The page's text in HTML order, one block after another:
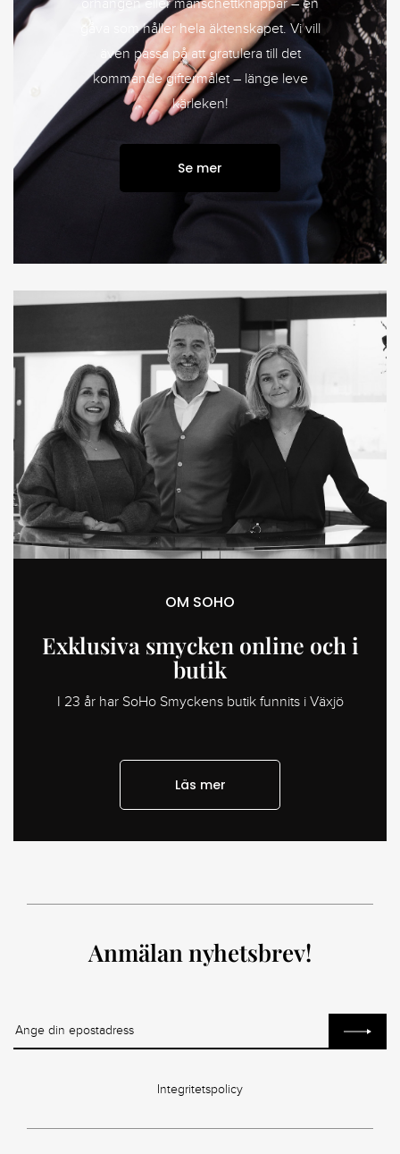
örhängen eller manschettknappar – en
gåva som håller hela äktenskapet. Vi vill
även passa på att gratulera till det
kommande giftermålet – länge leve
kärleken!
Se mer
OM SOHO
Exklusiva smycken online och i
butik
I 23 år har SoHo Smyckens butik funnits i Växjö
Läs mer
Anmälan nyhetsbrev!
Integritetspolicy